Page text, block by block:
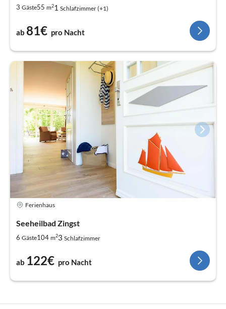
3 Gäste55 m21 Schlafzimmer (+1)
ab 81€ pro Nacht
Ferienhaus
Seeheilbad Zingst
6 Gäste104 m23 Schlafzimmer
ab 122€ pro Nacht